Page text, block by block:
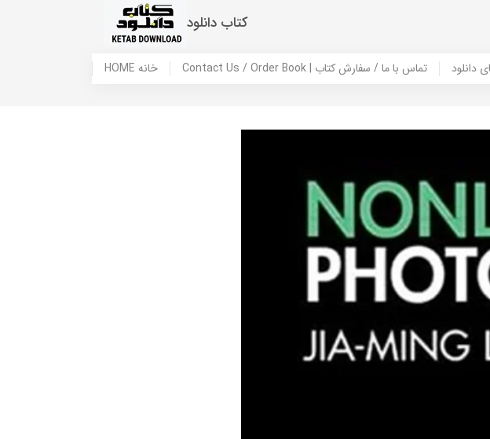
کتاب دانلود
HOME خانه Contact Us / Order Book | تماس با ما / سفارش کتاب دانلود